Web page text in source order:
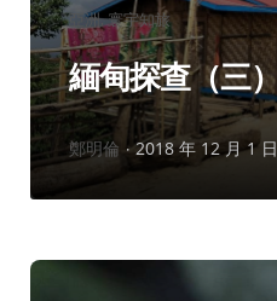
分
類：
亞洲 寰宇知旅
緬甸探查（三）
作
者：
鄭明倫 2018 年 12 月 1 日